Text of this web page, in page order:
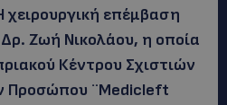
χειρουργική επέμβαση
Ζωή Νικολάου, η οποία
Κέντρου Σχιστιών
Προσώπου ¨Medicleft